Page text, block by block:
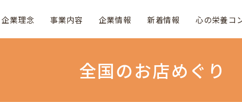
企業理念 事業内容 企業情報 新着情報 心の栄養コ
全国のお店めぐり